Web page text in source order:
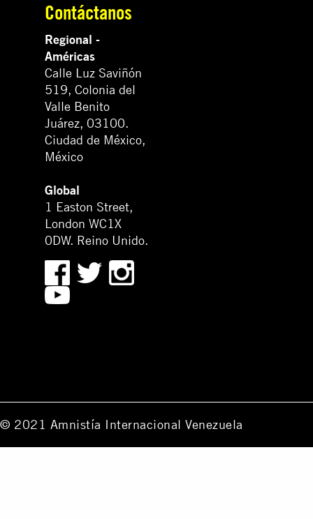
Contáctanos
Regional -
Américas
Calle Luz Saviñón
519, Colonia del
Valle Benito
Juárez, 03100.
Ciudad de México,
México
Global
1 Easton Street,
London WC1X
0DW. Reino Unido.
© 2021 Amnistía Internacional Venezuela